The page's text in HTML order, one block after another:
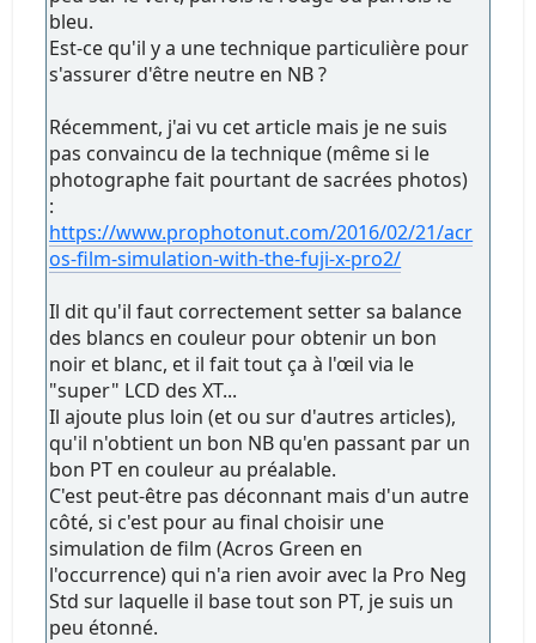
bleu.
Est-ce qu'il y a une technique particulière pour
s'assurer d'être neutre en NB ?
Récemment, j'ai vu cet article mais je ne suis
pas convaincu de la technique (même si le
photographe fait pourtant de sacrées photos)
:
https://www.prophotonut.com/2016/02/21/acr
os-film-simulation-with-the-fuji-x-pro2/
Il dit qu'il faut correctement setter sa balance
des blancs en couleur pour obtenir un bon
noir et blanc, et il fait tout ça à l'œil via le
"super" LCD des XT...
Il ajoute plus loin (et ou sur d'autres articles),
qu'il n'obtient un bon NB qu'en passant par un
bon PT en couleur au préalable.
C'est peut-être pas déconnant mais d'un autre
côté, si c'est pour au final choisir une
simulation de film (Acros Green en
l'occurrence) qui n'a rien avoir avec la Pro Neg
Std sur laquelle il base tout son PT, je suis un
peu étonné.